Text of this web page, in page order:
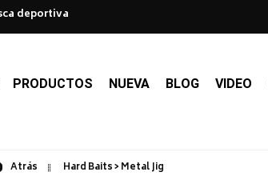
deportiva
PRODUCTOS NUEVA BLOG VIDEO
Atrás Hard Baits > Metal Jig